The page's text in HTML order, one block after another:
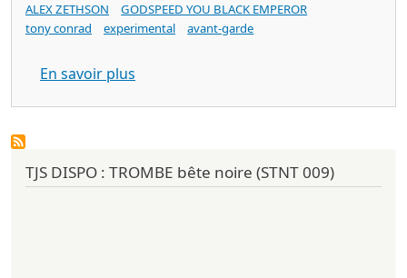
ALEX ZETHSON
GODSPEED YOU BLACK EMPEROR
tony conrad
experimental avant-garde
En savoir plus
TJS DISPO : TROMBE bête noire (STNT 009)